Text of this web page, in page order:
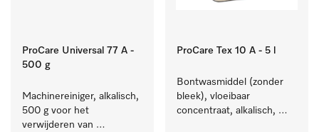
ProCare Universal 77 A -
500 g
Machinereiniger, alkalisch,
500 g voor het
verwijderen van
ProCare Tex 10 A - 5 l
Bontwasmiddel (zonder
bleek), vloeibaar
concentraat, alkalisch,